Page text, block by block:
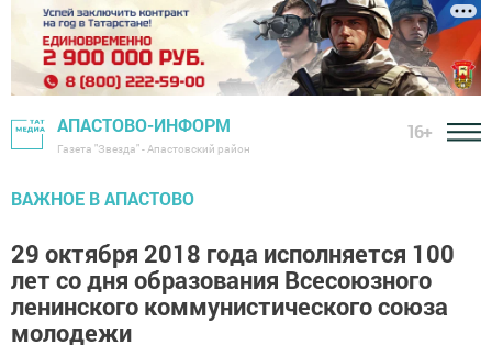
АПАСТОВО-ИНФОРМ
Газета "Звезда" - Апастовский район
16+
ВАЖНОЕ В АПАСТОВО
29 октября 2018 года исполняется 100
лет со дня образования Всесоюзного
ленинского коммунистического союза
молодежи